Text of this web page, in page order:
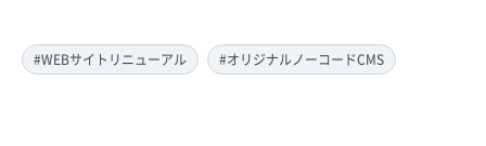
#WEBサイトリニューアル #オリジナルノーコードCMS